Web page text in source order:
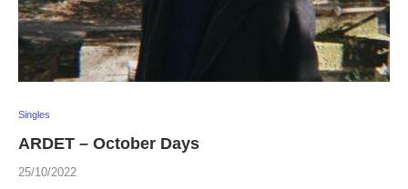
Singles
ARDET – October Days
25/10/2022